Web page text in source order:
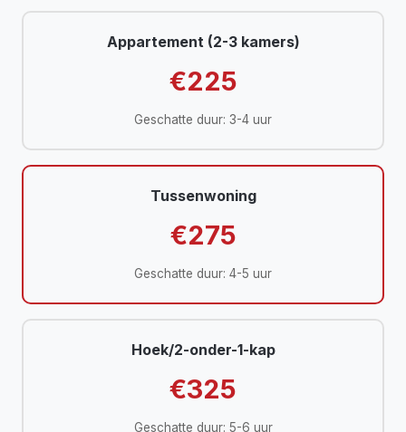
Appartement (2-3 kamers)
€225
Geschatte duur: 3-4 uur
Tussenwoning
€275
Geschatte duur: 4-5 uur
Hoek/2-onder-1-kap
€325
Geschatte duur: 5-6 uur